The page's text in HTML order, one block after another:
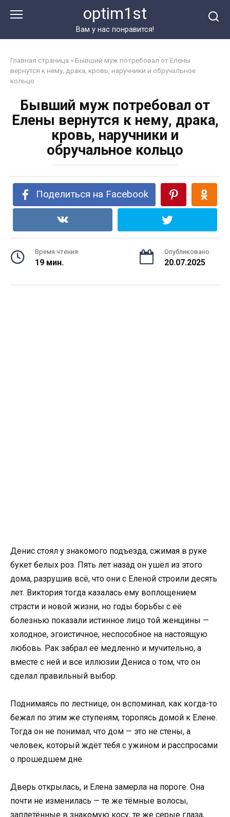
optim1st
Вам у нас понравится!
Главная страница »Бывший муж потребовал от Елены
вернутся к нему, драка, кровь, наручники и обручальное
кольцо
Бывший муж потребовал от
Елены вернутся к нему, драка,
кровь, наручники и
обручальное кольцо
Поделиться на Facebook
Время чтения
19 мин.
Опубликовано
20.07.2025
Денис стоял у знакомого подъезда, сжимая в руке
букет белых роз. Пять лет назад он ушёл из этого
дома, разрушив всё, что они с Еленой строили десять
лет. Виктория тогда казалась ему воплощением
страсти и новой жизни, но годы борьбы с её
болезнью показали истинное лицо той женщины —
холодное, эгоистичное, неспособное на настоящую
любовь. Рак забрал её медленно и мучительно, а
вместе с ней и все иллюзии Дениса о том, что он
сделал правильный выбор.
Поднимаясь по лестнице, он вспоминал, как когда-то
бежал по этим же ступеням, торопясь домой к Елене.
Тогда он не понимал, что дом — это не стены, а
человек, который ждёт тебя с ужином и расспросами
о прошедшем дне.
Дверь открылась, и Елена замерла на пороге. Она
почти не изменилась — те же тёмные волосы,
заплетённые в знакомую косу, те же серые глаза,